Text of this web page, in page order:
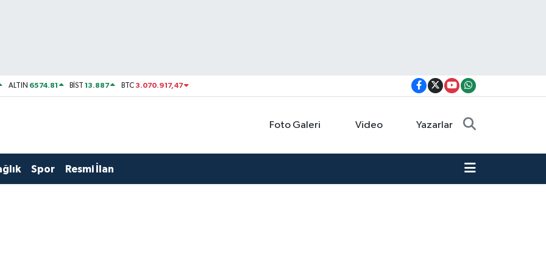
ALTIN 6574.81 BİST13.887 BTC3.070.917,47
Foto Galeri Video Yazarlar
Spor Resmi İlan